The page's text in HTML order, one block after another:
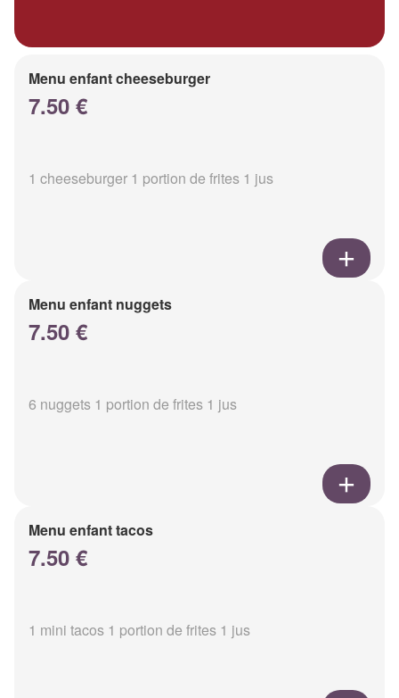
Menu enfant cheeseburger
7.50 €
1 cheeseburger 1 portion de frites 1 jus
Menu enfant nuggets
7.50 €
6 nuggets 1 portion de frites 1 jus
Menu enfant tacos
7.50 €
1 mini tacos 1 portion de frites 1 jus